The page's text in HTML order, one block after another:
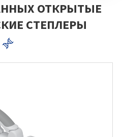
ОТКРЫТЫЕ
СТЕПЛЕРЫ
